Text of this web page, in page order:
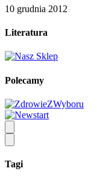
10 grudnia 2012
Literatura
Polecamy
Tagi